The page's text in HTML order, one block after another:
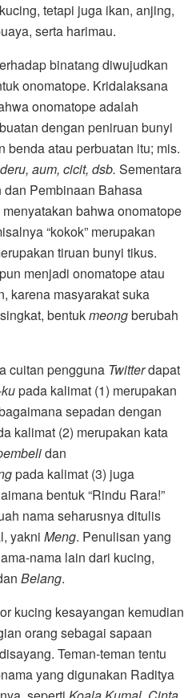
tetapi juga ikan, anjing,
serta harimau.
binatang diwujudkan
onomatope. Kridalaksana
onomatope adalah
dengan peniruan bunyi
benda atau perbuatan itu; mis.
aum, cicit, dsb. Sementara
Pembinaan Bahasa
bahwa onomatope
“kokok” merupakan
tiruan bunyi tikus.
pun menjadi onomatope atau
karena masyarakat suka
bentukmeongberubah
cuitan pengguna Twitterdapat
pada kalimat (1) merupakan
sepadan dengan
kalimat (2) merupakan kata
dan
pada kalimat (3) juga
bentuk “Rindu Rara!”
nama seharusnya ditulis
yakni Meng. Penulisan yang
nama lain dari kucing,
Belang.
kucing kesayangan kemudian
orang sebagai sapaan
Teman-teman tentu
yang digunakan Raditya